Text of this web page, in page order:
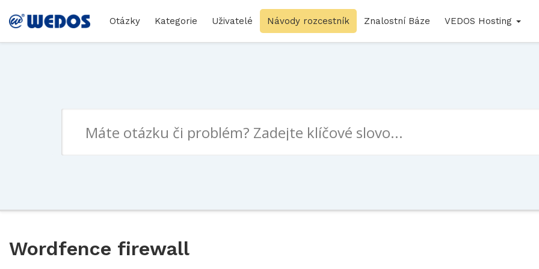
Otázky Kategorie Uživatelé Návody rozcestník Znalostní Báze VEDOS Hosting
Wordfence firewall